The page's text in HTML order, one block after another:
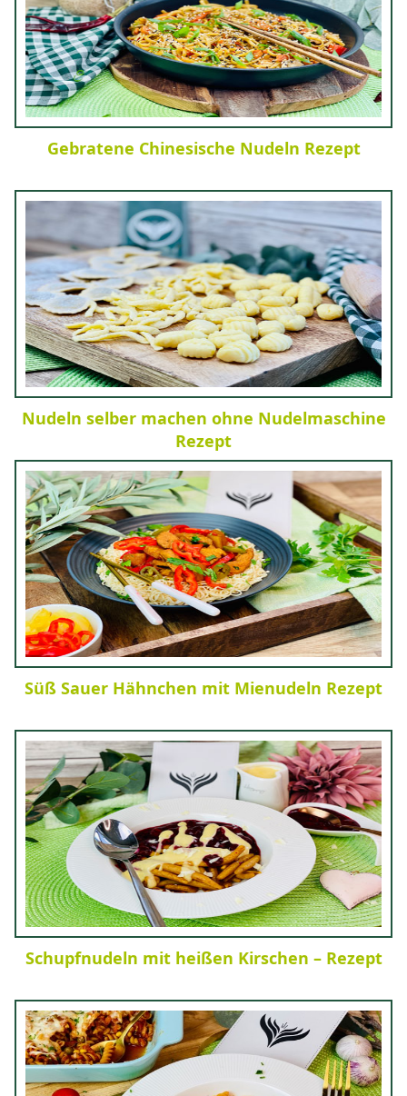
Gebratene Chinesische Nudeln Rezept
Nudeln selber machen ohne Nudelmaschine
Rezept
Süß Sauer Hähnchen mit Mienudeln Rezept
Schupfnudeln mit heißen Kirschen – Rezept